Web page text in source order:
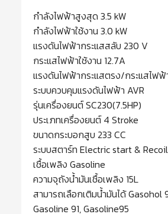
กำลังไฟฟ้าสูงสุด 3.5 kW
กำลังไฟฟ้าใช้งาน 3.0 kW
แรงดันไฟฟ้ากระแสสลับ 230 V
กระแสไฟฟ้าใช้งาน 12.7A
แรงดันไฟฟ้ากระแสตรง/กระแสไฟฟ้
ระบบควบคุมแรงดันไฟฟ้า AVR
รุ่นเครื่องยนต์ SC230(7.5HP)
ประเภทเครื่องยนต์ 4 Stroke
ขนาดกระบอกสูบ 233 CC
ระบบสตาร์ท Electric start &
เชื้อเพลิง Gasoline
ความจุถังน้ำมันเชื้อเพลิง 15L
สามารถเลือกเติมน้ำมันได้ Gasohol
Gasoline 91, Gasoline95